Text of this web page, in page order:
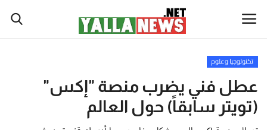
أخبار العالم
أخبار الوطن العربي
تكنولوجيا وعلوم
عطل فني يضرب منصة "إكس"
(تويتر سابقاً) حول العالم